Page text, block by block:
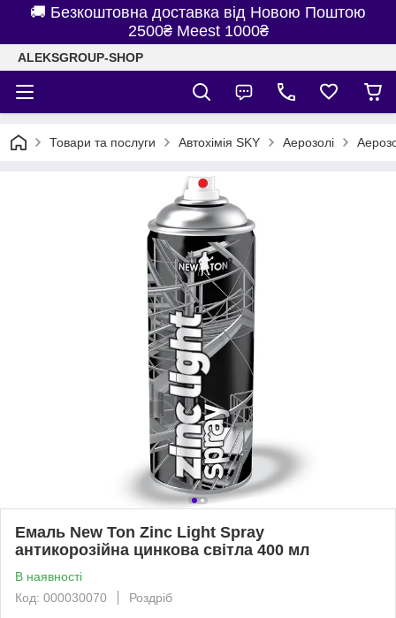
🚚 Безкоштовна доставка від Новою Поштою
2500₴ Meest 1000₴
ALEKSGROUP-SHOP
Товари та послуги Автохімія SKY Аерозолі
Емаль New Ton Zinc Light Spray
антикорозійна цинкова світла 400 мл
В наявності
Код: 000030070
Роздріб